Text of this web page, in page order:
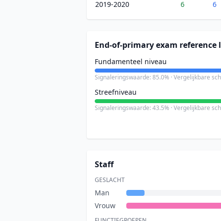
2019-2020 6 6
End-of-primary exam reference
Fundamenteel niveau
Signaleringswaarde: 85.0% · Vergelijkbare
Streefniveau
Signaleringswaarde: 43.5% · Vergelijkbare
Staff
GESLACHT
Man
Vrouw